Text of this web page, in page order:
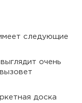
следующие
очень
доска